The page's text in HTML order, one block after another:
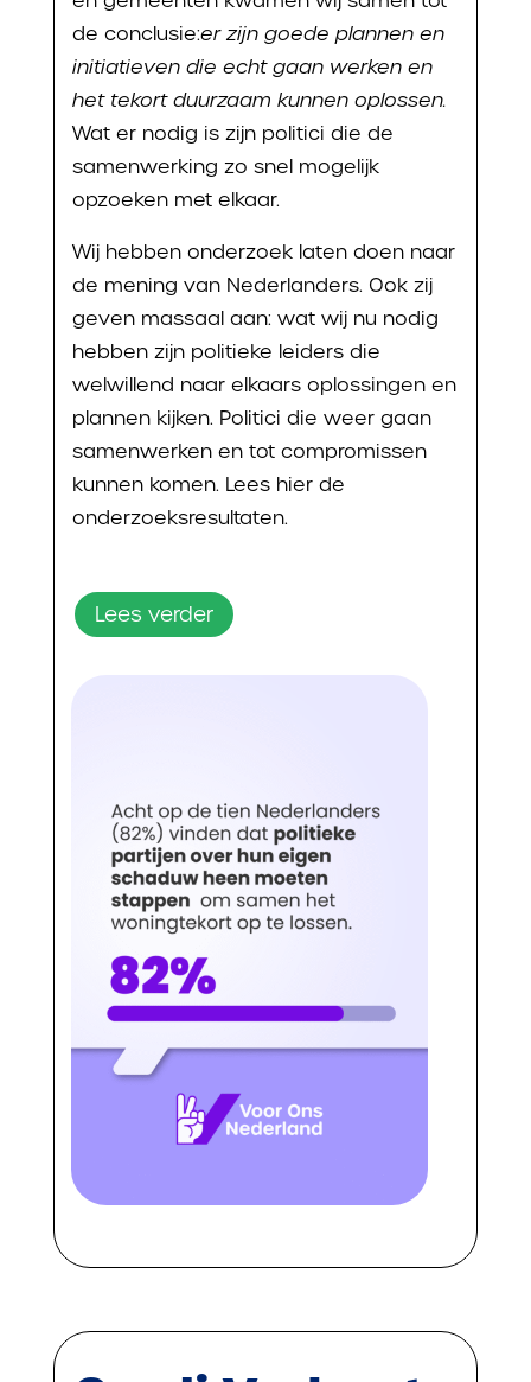
de conclusie:er zijn goede plannen en
initiatieven die echt gaan werken en
het tekort duurzaam kunnen oplossen.
Wat er nodig is zijn politici die de
samenwerking zo snel mogelijk
opzoeken met elkaar.
Wij hebben onderzoek laten doen naar
de mening van Nederlanders. Ook zij
geven massaal aan: wat wij nu nodig
hebben zijn politieke leiders die
welwillend naar elkaars oplossingen en
plannen kijken. Politici die weer gaan
samenwerken en tot compromissen
kunnen komen. Lees hier de
onderzoeksresultaten.
Lees verder